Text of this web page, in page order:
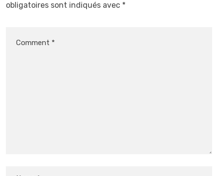
obligatoires sont indiqués avec *